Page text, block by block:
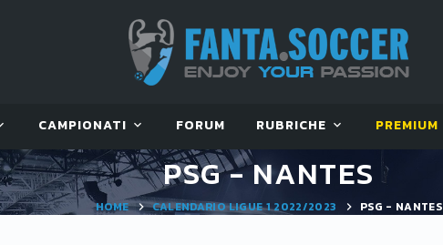
CAMPIONATI FORUM RUBRICHE PREMIUM
PSG - NANTES
HOME CALENDARIO LIGUE 1 2022/2023 PSG - NANTES